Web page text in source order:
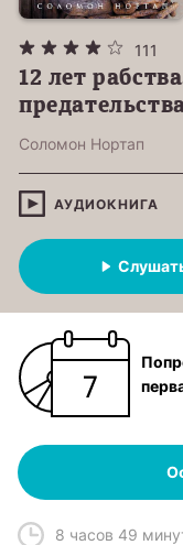
111
12 лет
Соломон Нортап
АУДИОКНИГА
8 часов 49